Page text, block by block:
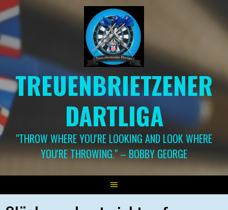
Springe
zum
TREUENBRIETZENER
DARTLIGA
"THROW WHERE YOU'RE LOOKING AND LOOK WHERE
YOU'RE THROWING." – BOBBY GEORGE